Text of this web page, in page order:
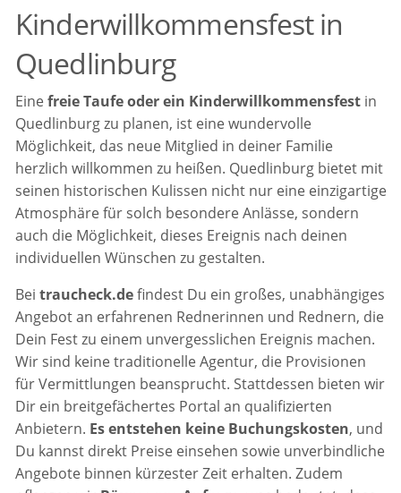
Kinderwillkommensfest in
Quedlinburg
Einefreie Taufe oder ein Kinderwillkommensfest in
Quedlinburg zu planen, ist eine wundervolle
Möglichkeit, das neue Mitglied in deiner Familie
herzlich willkommen zu heißen. Quedlinburg bietet mit
seinen historischen Kulissen nicht nur eine einzigartige
Atmosphäre für solch besondere Anlässe, sondern
auch die Möglichkeit, dieses Ereignis nach deinen
individuellen Wünschen zu gestalten.
Beitraucheck.defindest Du ein großes, unabhängiges
Angebot an erfahrenen Rednerinnen und Rednern, die
Dein Fest zu einem unvergesslichen Ereignis machen.
Wir sind keine traditionelle Agentur, die Provisionen
für Vermittlungen beansprucht. Stattdessen bieten wir
Dir ein breitgefächertes Portal an qualifizierten
Anbietern. Es entstehen keine Buchungskosten, und
Du kannst direkt Preise einsehen sowie unverbindliche
Angebote binnen kürzester Zeit erhalten. Zudem